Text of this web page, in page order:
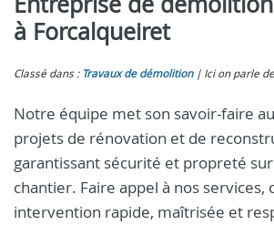
à Forcalqueiret
Classé dans : Travaux de démolition Ici on parle
Notre équipe met son savoir-faire
projets de rénovation et de
garantissant sécurité et propreté
chantier. Faire appel à nos services,
intervention rapide, maîtrisée et